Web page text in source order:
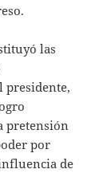
las
presidente,
pretensión
por
de